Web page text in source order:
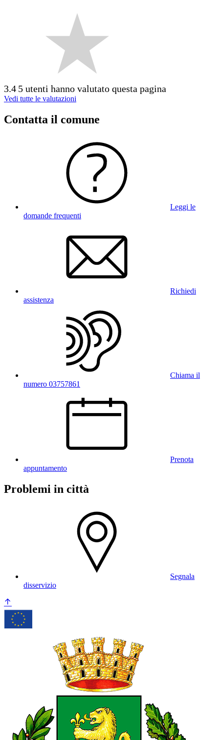
3.4 5 utenti hanno valutato questa pagina
Vedi tutte le valutazioni
Contatta il comune
Leggi le
domande frequenti
Richiedi
assistenza
Chiama il
numero 03757861
Prenota
appuntamento
Problemi in città
Segnala
disservizio